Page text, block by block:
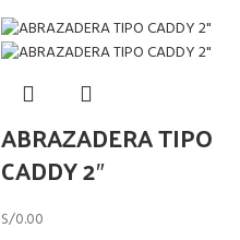
ABRAZADERA TIPO
CADDY 2″
S/0.00